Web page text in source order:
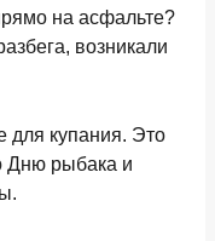
на асфальте?
возникали
для купания. Это
Дню рыбака и